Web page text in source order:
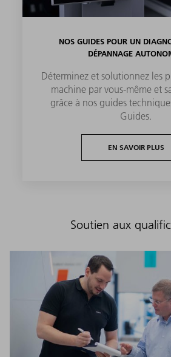
NOS GUIDES POUR UN
DÉPANNAGE
Déterminez et solutionnez les
machine par vous-même et
grâce à nos guides
Guides.
EN SAVOIR PLUS
Soutien aux